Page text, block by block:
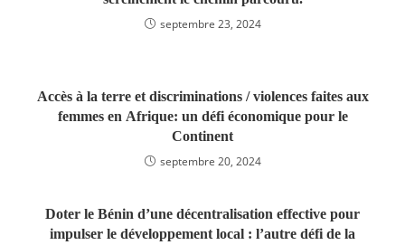
septembre 23, 2024
Accès à la terre et discriminations / violences faites aux
femmes en Afrique: un défi économique pour le
Continent
septembre 20, 2024
Doter le Bénin d’une décentralisation effective pour
impulser le développement local : l’autre défi de la